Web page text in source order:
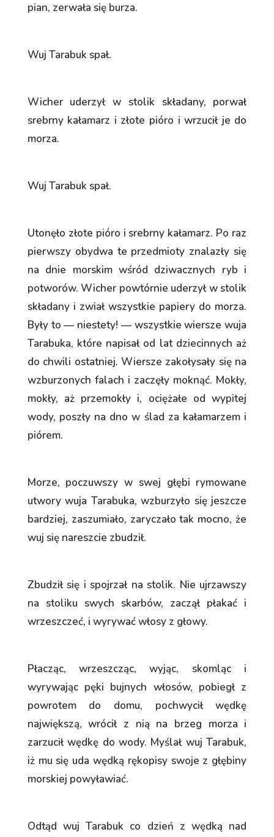
pian, zerwała się burza.
Wuj Tarabuk spał.
Wicher uderzył w stolik składany, porwał
srebrny kałamarz i złote pióro i wrzucił je do
morza.
Wuj Tarabuk spał.
Utonęło złote pióro i srebrny kałamarz. Po raz
pierwszy obydwa te przedmioty znalazły się
na dnie morskim wśród dziwacznych ryb i
potworów. Wicher powtórnie uderzył w stolik
składany i zwiał wszystkie papiery do morza.
Były to — niestety! — wszystkie wiersze wuja
Tarabuka, które napisał od lat dziecinnych aż
do chwili ostatniej. Wiersze zakołysały się na
wzburzonych falach i zaczęły moknąć. Mokły,
mokły, aż przemokły i, ociężałe od wypitej
wody, poszły na dno w ślad za kałamarzem i
piórem.
Morze, poczuwszy w swej głębi rymowane
utwory wuja Tarabuka, wzburzyło się jeszcze
bardziej, zaszumiało, zaryczało tak mocno, że
wuj się nareszcie zbudził.
Zbudził się i spojrzał na stolik. Nie ujrzawszy
na stoliku swych skarbów, zaczął płakać i
wrzeszczeć, i wyrywać włosy z głowy.
Płacząc, wrzeszcząc, wyjąc, skomląc i
wyrywając pęki bujnych włosów, pobiegł z
powrotem do domu, pochwycił wędkę
największą, wrócił z nią na brzeg morza i
zarzucił wędkę do wody. Myślał wuj Tarabuk,
iż mu się uda wędką rękopisy swoje z głębiny
morskiej powyławiać.
Odtąd wuj Tarabuk co dzień z wędką nad